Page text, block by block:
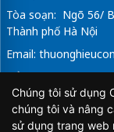
Tòa soạn: Ngõ 56/
Thành phố Hà Nội
Email:
Tổng Biên Tập: Vũ
Giấy phép hoạt
Thông tin và
Chúng tôi sử dụng
chúng tôi và nâng
sử dụng trang web